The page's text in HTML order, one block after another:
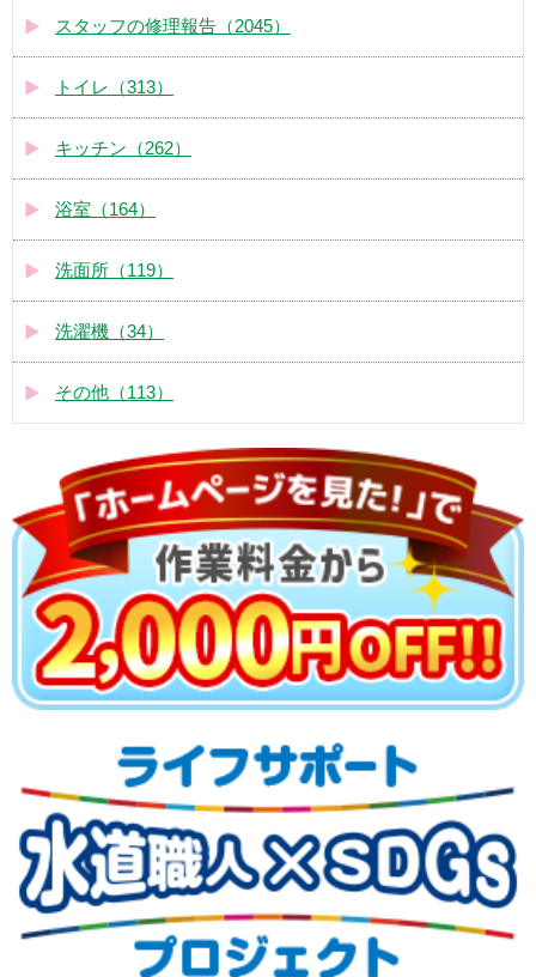
スタッフの修理報告（2045）
トイレ（313）
キッチン（262）
浴室（164）
洗面所（119）
洗濯機（34）
その他（113）